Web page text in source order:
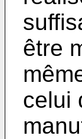
être
celui